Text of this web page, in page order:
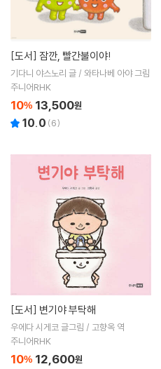
[도서] 잠깐, 빨간불이야!
기다니 야스노리 글 / 와타나베 아야 그림
주니어RHK
10% 13,500원
10.0 (6)
[도서] 변기야 부탁해
우에다 시게코 글그림 / 고향옥 역
주니어RHK
10% 12,600원